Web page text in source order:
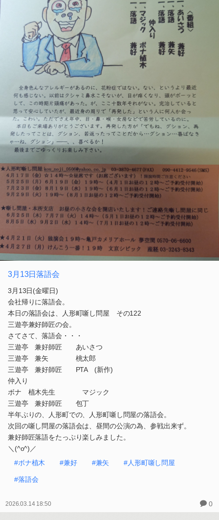
3月13日落語会
3月13日(金曜日)
会社帰りに落語会。
本日の落語会は、人形町噺し問屋 その122
三遊亭兼好師匠の会。
さてさて、落語会・・・
三遊亭 兼好師匠 あいさつ
三遊亭 兼矢 桃太郎
三遊亭 兼好師匠 PTA (新作)
仲入り
ボナ 植木先生 マジック
三遊亭 兼好師匠 包丁
半年ぶりの、人形町での、人形町噺し問屋の落語会。
次回の噺し問屋の落語会は、昼間の公演の為、参戦出来ず。
兼好師匠落語をたっぷり楽しみました。
＼(^o^)／
#ボナ植木
#兼好 #兼矢 #人形町噺し問屋
#落語会
2026.03.14 18:50 0